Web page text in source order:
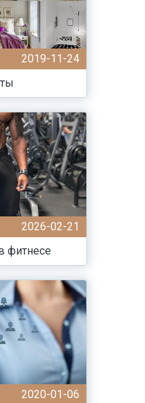
2019-11-24
2026-02-21
фитнесе
2020-01-06